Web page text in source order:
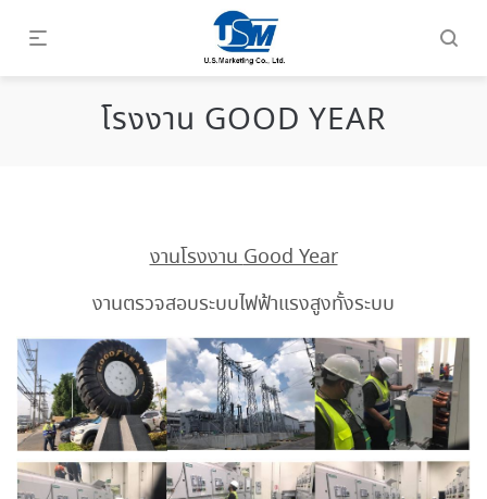
โรงงาน GOOD YEAR
งานโรงงานGood Year
งานตรวจสอบระบบไฟฟ้าแรงสูงทั้งระบบ